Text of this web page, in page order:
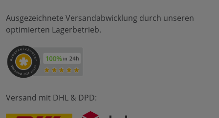
Ausgezeichnete Versandabwicklung durch unseren
optimierten Lagerbetrieb.
Versand mit DHL & DPD: